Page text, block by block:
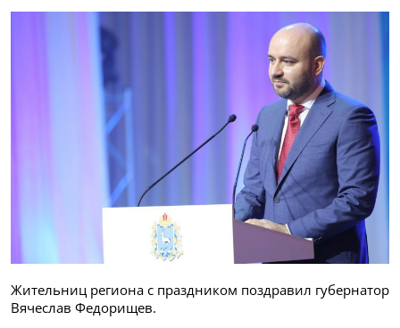
Жительниц региона с праздником поздравил губернатор
Вячеслав Федорищев.